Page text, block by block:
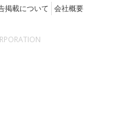
掲載について 会社概要